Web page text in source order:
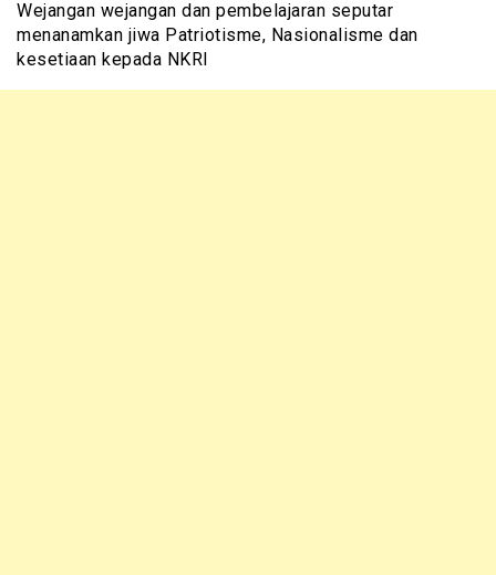
Wejangan wejangan dan pembelajaran seputar
menanamkan jiwa Patriotisme, Nasionalisme dan
kesetiaan kepada NKRI